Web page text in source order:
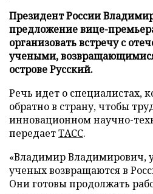
Президент России
предложение вице-
организовать встречу с
учеными,
острове Русский.
Речь идет о специалистах,
обратно в страну, чтобы
инновационном научно-
передаетТАСС.
«Владимир Владимирович,
ученых возвращаются в
Они готовы продолжать